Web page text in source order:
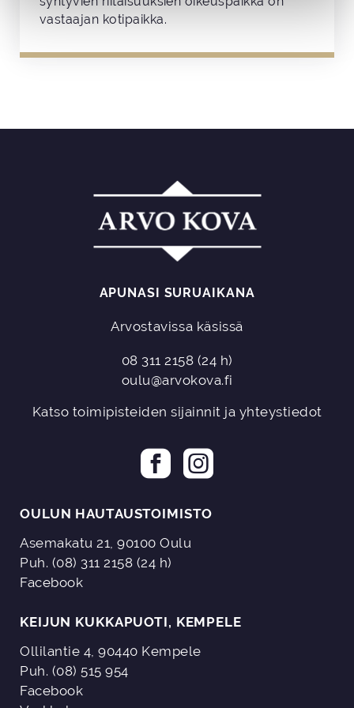
vastaajan kotipaikka.
APUNASI SURUAIKANA
Arvostavissa käsissä
08 311 2158 (24 h)
oulu@arvokova.fi
Katso toimipisteiden sijainnit ja yhteystiedot
OULUN HAUTAUSTOIMISTO
Asemakatu 21, 90100 Oulu
Puh. (08) 311 2158 (24 h)
Facebook
KEIJUN KUKKAPUOTI, KEMPELE
Ollilantie 4, 90440 Kempele
Puh. (08) 515 954
Facebook